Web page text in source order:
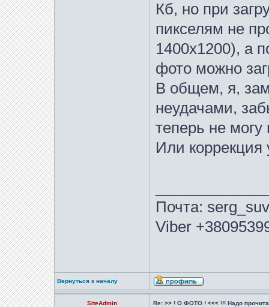
Кб, но при
пикселям не
1400х1200), а
фото можно
В общем, я,
неудачами,
теперь не могу
Или коррекция
Почта:
Viber
Вернуться к началу
SiteAdmin Re: >> ! О ФОТО ! <<< !!! Надо